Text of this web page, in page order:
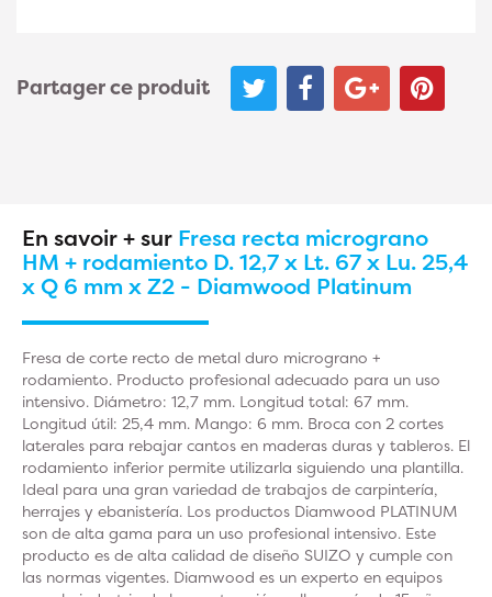
Partager ce produit
En savoir + sur Fresa recta micrograno
HM + rodamiento D. 12,7 x Lt. 67 x Lu. 25,4
x Q 6 mm x Z2 - Diamwood Platinum
Fresa de corte recto de metal duro micrograno +
rodamiento. Producto profesional adecuado para un uso
intensivo. Diámetro: 12,7 mm. Longitud total: 67 mm.
Longitud útil: 25,4 mm. Mango: 6 mm. Broca con 2 cortes
laterales para rebajar cantos en maderas duras y tableros. El
rodamiento inferior permite utilizarla siguiendo una plantilla.
Ideal para una gran variedad de trabajos de carpintería,
herrajes y ebanistería. Los productos Diamwood PLATINUM
son de alta gama para un uso profesional intensivo. Este
producto es de alta calidad de diseño SUIZO y cumple con
las normas vigentes. Diamwood es un experto en equipos